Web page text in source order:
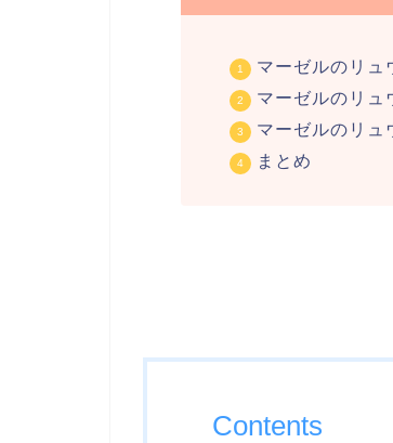
マーゼルのリュ
マーゼルのリュ
マーゼルのリュ
まとめ
Contents